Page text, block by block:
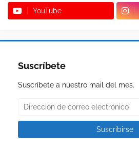
YouTube
Suscríbete
Suscríbete a nuestro mail del mes.